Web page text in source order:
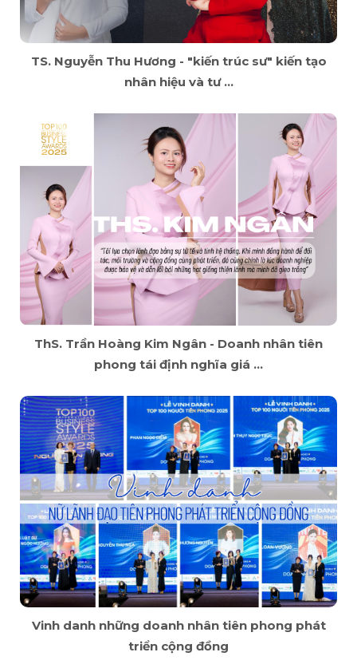
TS. Nguyễn Thu Hương - "kiến trúc sư" kiến tạo
nhân hiệu và tư ...
ThS. Trần Hoàng Kim Ngân - Doanh nhân tiên
phong tái định nghĩa giá ...
Vinh danh những doanh nhân tiên phong phát
triển cộng đồng